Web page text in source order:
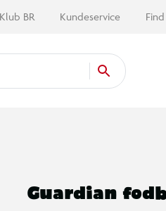
Klub BR Kundeservice
Guardian